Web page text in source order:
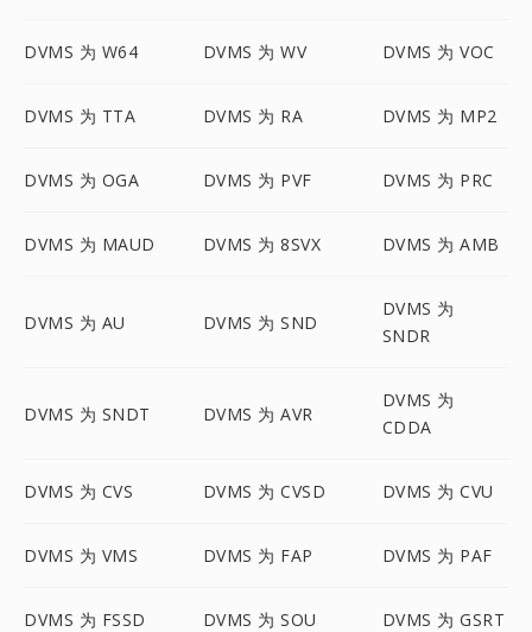
DVMS 为 W64 DVMS 为 WV DVMS 为 VOC
DVMS 为 TTA DVMS 为 RA DVMS 为 MP2
DVMS 为 OGA DVMS 为 PVF DVMS 为 PRC
DVMS 为 MAUD DVMS 为 8SVX DVMS 为 AMB
DVMS 为 AU DVMS 为 SND
DVMS 为
SNDR
DVMS 为 SNDT DVMS 为 AVR
DVMS 为
CDDA
DVMS 为 CVS DVMS 为 CVSD DVMS 为 CVU
DVMS 为 VMS DVMS 为 FAP DVMS 为 PAF
DVMS 为 FSSD DVMS 为 SOU DVMS 为 GSRT